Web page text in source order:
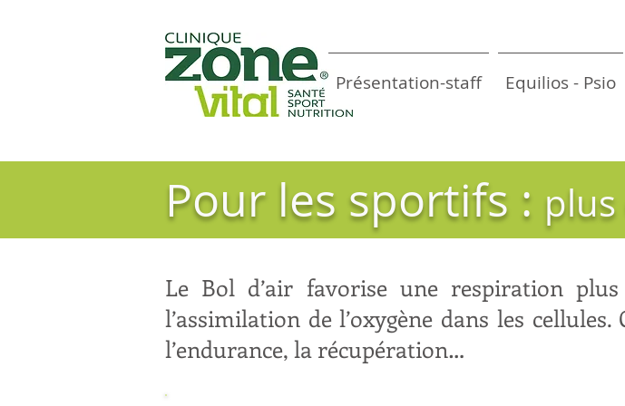
Présentation-staff Equilios - Psio
Pour les sportifs :
Le Bol d’air favorise une respiration
l’assimilation de l’oxygène dans les
l’endurance, la récupération…